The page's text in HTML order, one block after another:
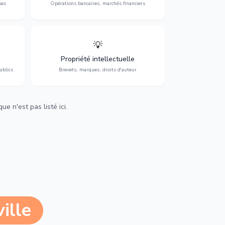
Opérations bancaires, marchés financiers
💡
Propriété intellectuelle
Brevets, marques, droits d'auteur
Protection de vos créations : brevets,
marques, droits d'auteur et lutte contre la
contrefaçon.
n'est pas listé ici.